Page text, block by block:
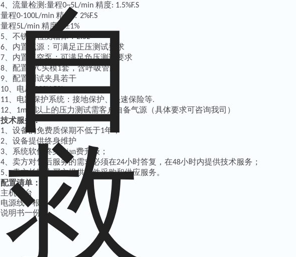
4 、流量检测 :量程0~5L/min 精度: 1.5%F.S
量程0-100L/min 精度： 2%F.S
量程5L/min 精度：±1%
5 、不锈钢检测箱体：2.5L
6
内置气源：可满足正压测试要求
7 内置真空泵：可满足负压测试要求
8 配置 PVC头模1套，含呼吸管路
9 配置测试夹具若干
10 电压
11 、电路保护系统：接地保护、快速保险等.
12
1mpa
以上的压力测试需客户自备气源（具体要求可咨询我司）
技术服务：
1 、设备的免费质保期不低于1年；
2 、设备提供终身维护
3 、系统软件终身mian费升级；
4 、卖方对售后服务的需求必须在24小时答复，在48小时内提供技术服务；
5 、卖方长期为买方提供备件采购和供应服务。
配置清单：
主机一台
电源线一根
说明书一份